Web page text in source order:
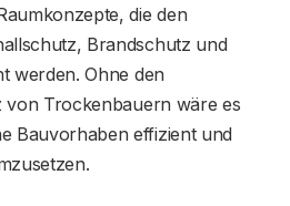
die den
Brandschutz und
werden. Ohne den
von Trockenbauern wäre es
Bauvorhaben effizient und